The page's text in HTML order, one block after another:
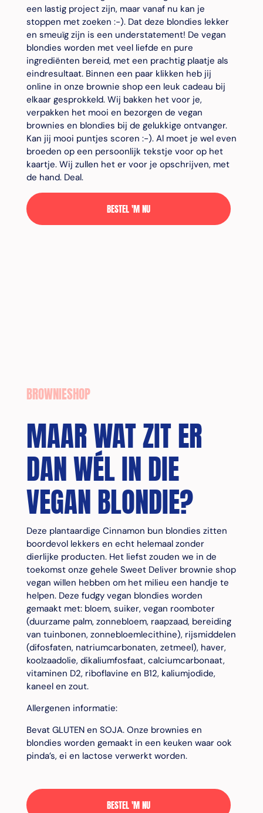
een lastig project zijn, maar vanaf nu kan je
stoppen met zoeken :-). Dat deze blondies lekker
en smeuïg zijn is een understatement! De vegan
blondies worden met veel liefde en pure
ingrediënten bereid, met een prachtig plaatje als
eindresultaat. Binnen een paar klikken heb jij
online in onze brownie shop een leuk cadeau bij
elkaar gesprokkeld. Wij bakken het voor je,
verpakken het mooi en bezorgen de vegan
brownies en blondies bij de gelukkige ontvanger.
Kan jij mooi puntjes scoren :-). Al moet je wel even
broeden op een persoonlijk tekstje voor op het
kaartje. Wij zullen het er voor je opschrijven, met
de hand. Deal.
BESTEL 'M NU
BROWNIESHOP
MAAR WAT ZIT ER
DAN WÉL IN DIE
VEGAN BLONDIE?
Deze plantaardige Cinnamon bun blondies zitten
boordevol lekkers en echt helemaal zonder
dierlijke producten. Het liefst zouden we in de
toekomst onze gehele Sweet Deliver brownie shop
vegan willen hebben om het milieu een handje te
helpen. Deze fudgy vegan blondies worden
gemaakt met: bloem, suiker, vegan roomboter
(duurzame palm, zonnebloem, raapzaad, bereiding
van tuinbonen, zonnebloemlecithine), rijsmiddelen
(difosfaten, natriumcarbonaten, zetmeel), haver,
koolzaadolie, dikaliumfosfaat, calciumcarbonaat,
vitaminen D2, riboflavine en B12, kaliumjodide,
kaneel en zout.
Allergenen informatie:
Bevat GLUTEN en SOJA. Onze brownies en
blondies worden gemaakt in een keuken waar ook
pinda’s, ei en lactose verwerkt worden.
BESTEL 'M NU